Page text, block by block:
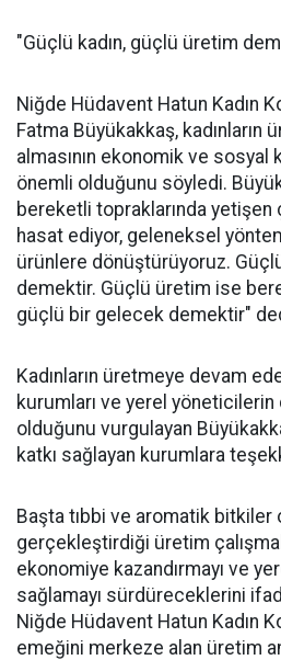
"Güçlü kadın, güçlü üretim
Niğde Hüdavent Hatun Kadın
Fatma Büyükakkaş, kadınların
almasının ekonomik ve sosyal
önemli olduğunu söyledi.
bereketli topraklarında yetişen
hasat ediyor, geleneksel
ürünlere dönüştürüyoruz.
demektir. Güçlü üretim ise
güçlü bir gelecek demektir"
Kadınların üretmeye devam
kurumları ve yerel
olduğunu vurgulayan
katkı sağlayan kurumlara
Başta tıbbi ve aromatik bitkiler
gerçekleştirdiği üretim
ekonomiye kazandırmayı ve
sağlamayı sürdüreceklerini
Niğde Hüdavent Hatun Kadın
emeğini merkeze alan üretim